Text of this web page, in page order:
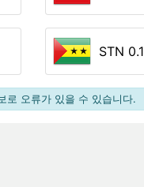
STN
로 오류가 있을 수 있습니다.